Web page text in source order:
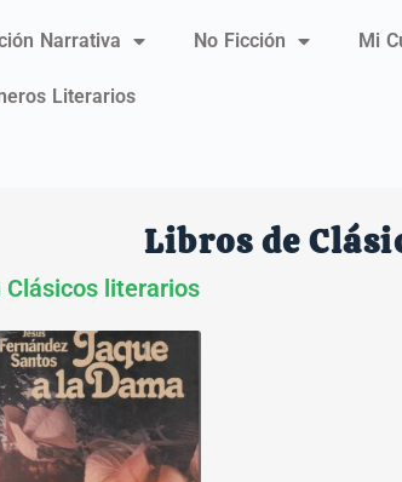
Narrativa No Ficción Mi
Literarios
Libros de
Clásicos literarios